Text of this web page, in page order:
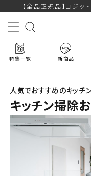
【全品正規品】コジッ
特集一覧 新商品
ACCOUNT MENU
ようこそ ゲスト 様
人気でおすすめのキッチ
キッチン掃除